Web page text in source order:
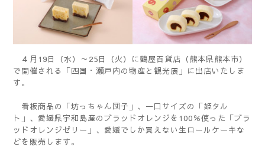
４月19日（水）～25日（火）に鶴屋百貨店（熊本県熊本市）
で開催される「四国・瀬戸内の物産と観光展」に出店いたしま
す。
看板商品の「坊っちゃん団子」、一口サイズの「姫タル
ト」、愛媛県宇和島産のブラッドオレンジを100％使った「ブラ
ッドオレンジゼリー」、愛媛でしか買えない生ロールケーキな
どを販売します。